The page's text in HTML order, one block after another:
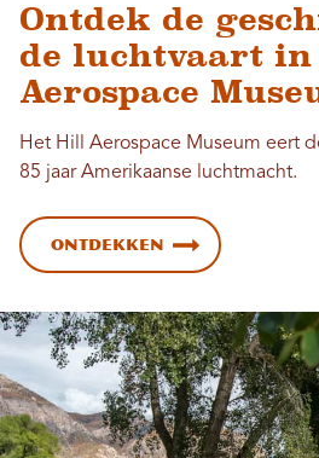
Ontdek de
de luchtvaart
Aerospace
Het Hill Aerospace Museum eert
85 jaar Amerikaanse luchtmacht.
Ontdekken